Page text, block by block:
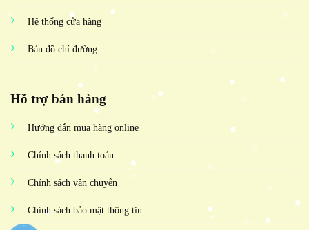
Hệ thống cửa hàng
Bản đồ chỉ đường
Hỗ trợ bán hàng
Hướng dẫn mua hàng online
Chính sách thanh toán
Chính sách vận chuyển
Chính sách bảo mật thông tin